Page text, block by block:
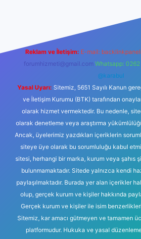
Reklam ve İletişim: E-mail:
forumhizmeti@gmail.com Whatsapp:
@karabul
Yasal Uyarı: Sitemiz, 5651 Sayılı Kanun
ve İletişim Kurumu (BTK) tarafından
olarak hizmet vermektedir. Bu nedenle,
olarak denetleme veya araştırma
Ancak, üyelerimiz yazdıkları içeriklerin
siteye üye olarak bu sorumluluğu kabul
sitesi, herhangi bir marka, kurum veya şahıs
bulunmamaktadır. Sitede yalnızca kendi
paylaşılmaktadır. Burada yer alan içerikler
olup, gerçek kurum ve kişiler hakkında
Gerçek kurum ve kişiler ile isim
Sitemiz, kar amacı gütmeyen ve tamamen
platformudur. Hukuka ve yasal